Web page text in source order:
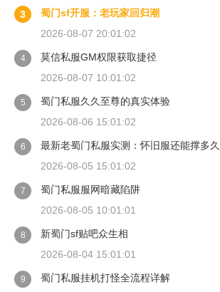
3
蜀门sf开服：老玩家回归潮
2026-08-07 20:01:02
4
莫信私服GM权限获取捷径
2026-08-07 10:01:02
5
蜀门私服久久至尊的真实体验
2026-08-06 15:01:02
6
最新老蜀门私服实测：怀旧服还能撑多久
2026-08-05 15:01:02
7
蜀门私服服网暗藏陷阱
2026-08-05 10:01:01
8
新蜀门sf贴吧众生相
2026-08-04 15:01:01
9
蜀门私服挂机打怪全流程详解